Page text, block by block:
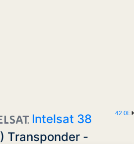
42.0E
Intelsat 38
) Transponder -